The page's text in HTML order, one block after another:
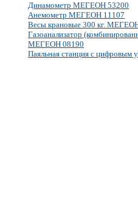
Динамометр МЕГЕОН 53200
Анемометр МЕГЕОН 11107
Весы крановые 300 кг.
Газоанализатор
МЕГЕОН 08190
Паяльная станция с